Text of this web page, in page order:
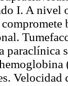
I. A nivel
paraclínica